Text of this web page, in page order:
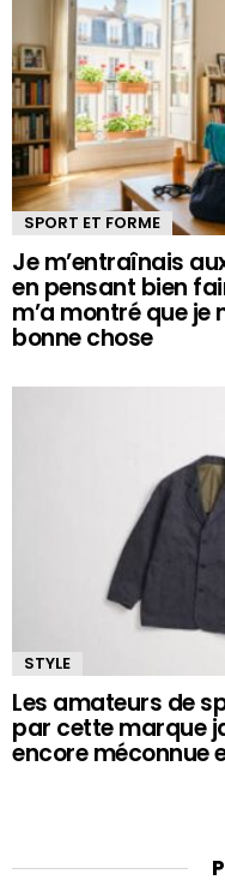
SPORT ET FORME
Je m’entraînais
en pensant bien
m’a montré que
bonne chose
STYLE
Les amateurs de
par cette marque
encore méconnue